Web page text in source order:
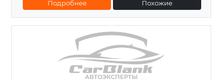
Подробнее Похожие